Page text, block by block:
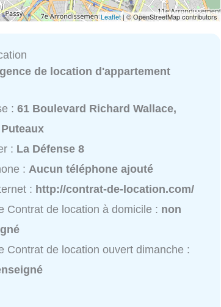
Leaflet| © OpenStreetMap contributors
de location d'appartement
:61 Boulevard Richard Wallace,
: La Défense 8
:Aucun téléphone ajouté
: http://contrat-de-location.com/
Contrat de location à domicile : non
Contrat de location ouvert dimanche :